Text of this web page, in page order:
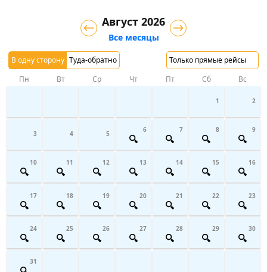
В одну сторону Туда-обратно Только прямые рейсы
Август 2026
Все месяцы
Пн Вт Ср Чт Пт Сб Вс
1 2
3 4 5 6 7 8 9
10 11 12 13 14 15 16
17 18 19 20 21 22 23
24 25 26 27 28 29 30
31